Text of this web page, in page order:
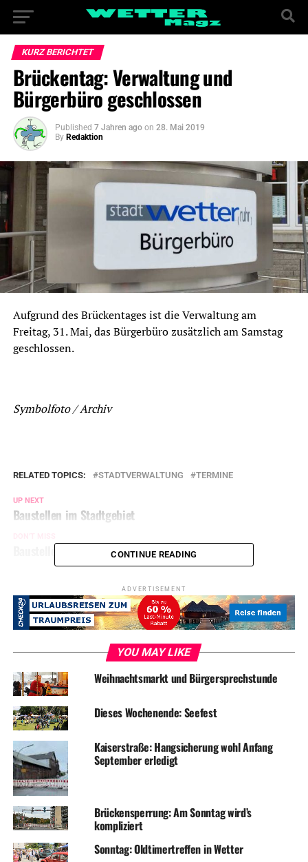
KURZ BERICHTET
Brückentag: Verwaltung und
Bürgerbüro geschlossen
Published 7 Jahren ago on 28. Mai 2019
By Redaktion
Aufgrund des Brückentages ist die Verwaltung am
Freitag, 31. Mai, das Bürgerbüro zusätzlich am Samstag
geschlossen.
Symbolfoto / Archiv
RELATED TOPICS: STADTVERWALTUNG TERMINE
UP NEXT
Baustellen im Stadtgebiet
Baustellen im StadtgebietCONTINUE READING
ADVERTISEMENT
YOU MAY LIKE
Weihnachtsmarkt und Bürgersprechstunde
Dieses Wochenende: Seefest
Kaiserstraße: Hangsicherung wohl Anfang
September erledigt
Brückensperrung: Am Sonntag wird’s
kompliziert
Sonntag: Oldtimertreffen in Wetter